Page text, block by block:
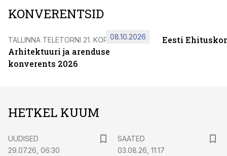
KONVERENTSID
TALLINNA TELETORNI 21. KORRUSEL
Arhitektuuri ja arenduse
konverents 2026
08.10.2026 Eesti
HETKEL KUUM
UUDISED
29.07.26, 06:30
SAATED
03.08.26, 11:17